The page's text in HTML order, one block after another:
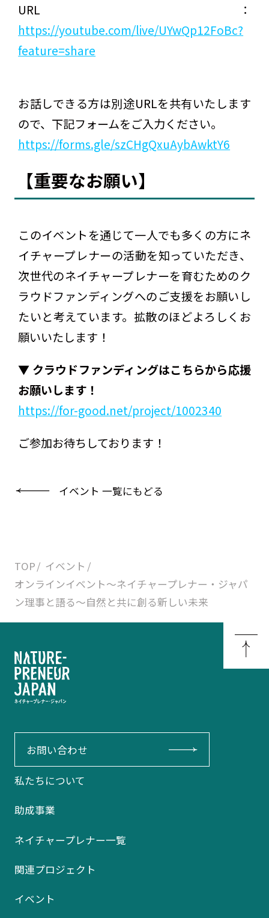
URL：
https://youtube.com/live/UYwQp12FoBc?
feature=share
お話しできる方は別途URLを共有いたします
ので、下記フォームをご入力ください。
https://forms.gle/szCHgQxuAybAwktY6
【重要なお願い】
このイベントを通じて一人でも多くの方にネ
イチャープレナーの活動を知っていただき、
次世代のネイチャープレナーを育むためのク
ラウドファンディングへのご支援をお願いし
たいと考えています。拡散のほどよろしくお
願いいたします！
▼ クラウドファンディングはこちらから応援
お願いします！
https://for-good.net/project/1002340
ご参加お待ちしております！
イベント 一覧にもどる
TOP
イベント
オンラインイベント〜ネイチャープレナー・ジャパ
ン理事と語る〜自然と共に創る新しい未来
お問い合わせ
私たちについて
助成事業
ネイチャープレナー一覧
関連プロジェクト
イベント